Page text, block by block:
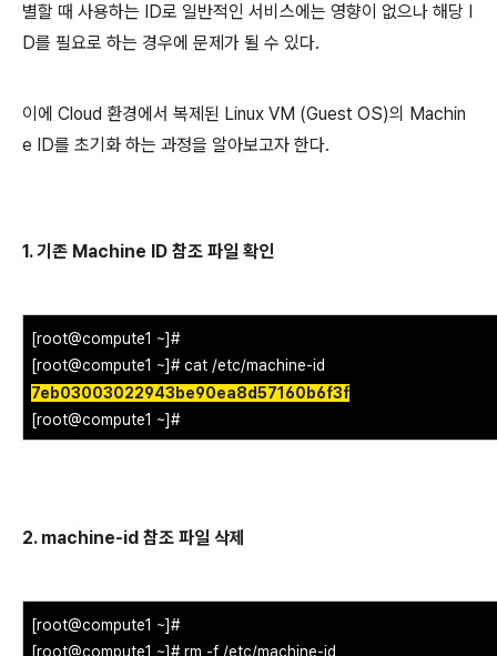
별할 때 사용하는 ID로 일반적인 서비스에는 영향이 없으나 해당 I
D를 필요로 하는 경우에 문제가 될 수 있다.
이에 Cloud 환경에서 복제된 Linux VM (Guest OS)의 Machin
e ID를 초기화 하는 과정을 알아보고자 한다.
1. 기존 Machine ID 참조 파일 확인
[root@compute1 ~]#
[root@compute1 ~]# cat /etc/machine-id
7eb03003022943be90ea8d57160b6f3f
[root@compute1 ~]#
2. machine-id 참조 파일 삭제
[root@compute1 ~]#
[root@compute1 ~]# rm -f /etc/machine-id